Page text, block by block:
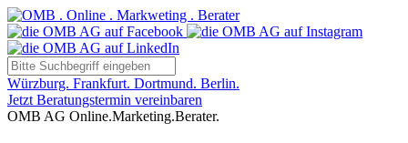
Würzburg. Frankfurt. Dortmund. Berlin.
Jetzt Beratungstermin vereinbaren
OMB AG Online.Marketing.Berater.